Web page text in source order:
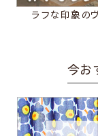
ラフな印象の
今お